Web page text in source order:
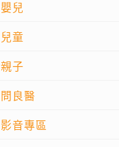
嬰兒
兒童
親子
問良醫
影音專區